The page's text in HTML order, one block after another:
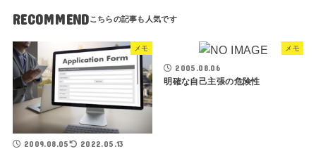
RECOMMEND
メモ
2009.08.05 2022.05.13
メモ
2005.08.06
明確な自己主張の危険性